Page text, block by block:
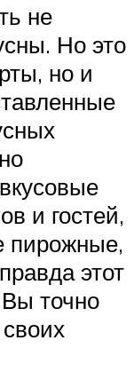
не
Но это
но и
и гостей,
пирожные,
этот
точно